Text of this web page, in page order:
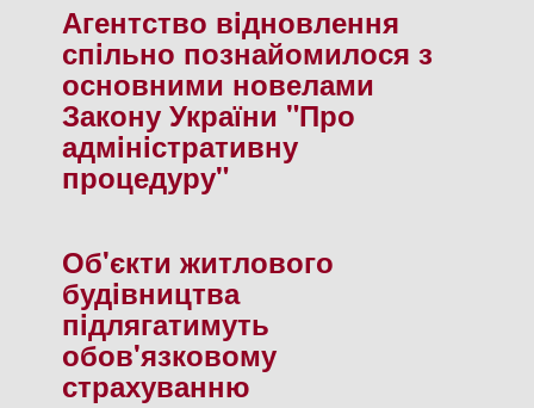
Агентство вiдновлення
спiльно познайомилося з
основними новелами
Закону України "Про
адмiнiстративну
процедуру"
Об'єкти житлового
будiвництва
пiдлягатимуть
обов'язковому
страхуванню